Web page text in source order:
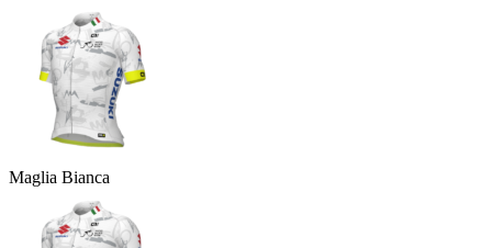
Maglia Bianca